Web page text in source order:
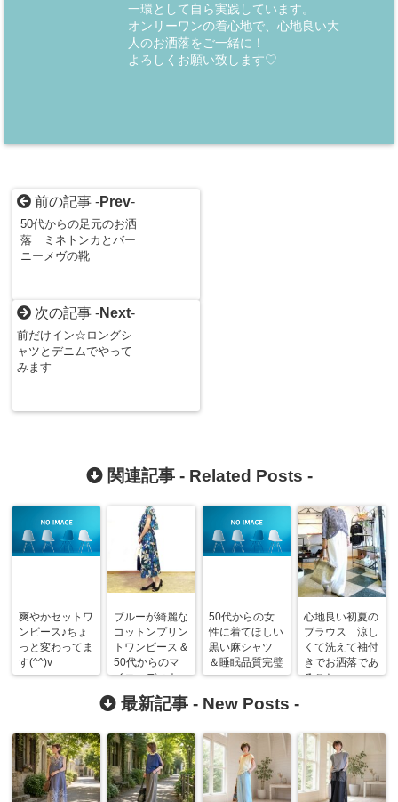
一環として自ら実践しています。
オンリーワンの着心地で、心地良い大
人のお洒落をご一緒に！
よろしくお願い致します♡
前の記事 -Prev-
50代からの足元のお洒
落 ミネトンカとバー
ニーメヴの靴
次の記事 -Next-
前だけイン☆ロングシ
ャツとデニムでやって
みます
関連記事 - Related Posts -
爽やかセットワ
ンピース♪ちょ
っと変わってま
す(^^)v
ブルーが綺麗な
コットンプリン
トワンピース &
50代からのマ
イコーディネー
ト
50代からの女
性に着てほしい
黒い麻シャツ
＆睡眠品質完璧
心地良い初夏の
ブラウス 涼し
くて洗えて袖付
きでお洒落であ
ること
最新記事 - New Posts -